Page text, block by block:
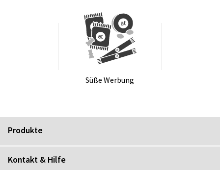
Sü­ße Wer­bung
Produkte
Kontakt & Hilfe